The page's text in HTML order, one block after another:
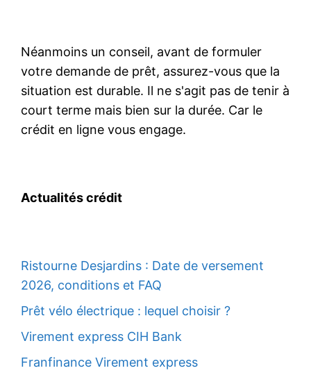
Néanmoins un conseil, avant de formuler
votre demande de prêt, assurez-vous que la
situation est durable. Il ne s'agit pas de tenir à
court terme mais bien sur la durée. Car le
crédit en ligne vous engage.
Actualités crédit
Ristourne Desjardins : Date de versement
2026, conditions et FAQ
Prêt vélo électrique : lequel choisir ?
Virement express CIH Bank
Franfinance Virement express